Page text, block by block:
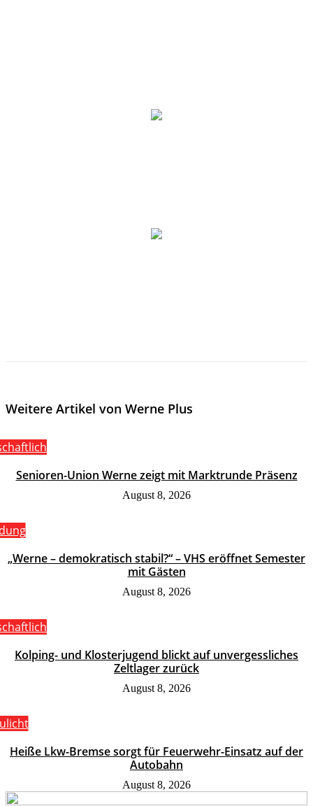
Weitere Artikel von Werne Plus
Senioren-Union Werne zeigt mit Marktrunde Präsenz
August 8, 2026
„Werne – demokratisch stabil?“ – VHS eröffnet Semester
mit Gästen
August 8, 2026
Kolping- und Klosterjugend blickt auf unvergessliches
Zeltlager zurück
August 8, 2026
Heiße Lkw-Bremse sorgt für Feuerwehr-Einsatz auf der
Autobahn
August 8, 2026